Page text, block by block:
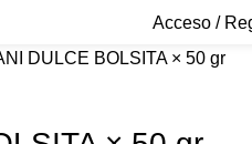
Acceso /
DULCE BOLSITA × 50 gr